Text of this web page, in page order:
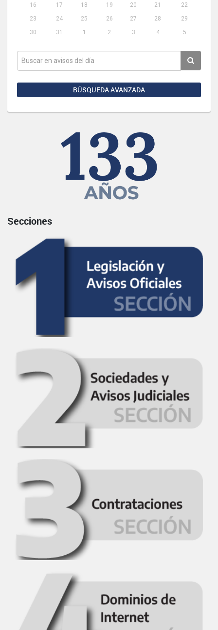
16
17 18 19 20 21
22
23
24 25 26 27 28
29
30
31 1 2 3 4 5
BÚSQUEDA AVANZADA
Secciones